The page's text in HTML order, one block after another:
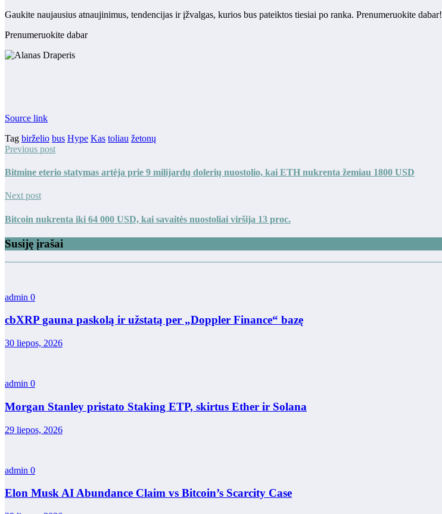
Gaukite naujausius atnaujinimus, tendencijas ir įžvalgas, kurios bus pateiktos tiesiai po ranka. Prenumeruokite dabar!
Prenumeruokite dabar
Source link
Tag birželio bus Hype Kas toliau žetonų
Previous post
Bitmine eterio statymas artėja prie 9 milijardų dolerių nuostolio, kai ETH nukrenta žemiau 1800 USD
Next post
Bitcoin nukrenta iki 64 000 USD, kai savaitės nuostoliai viršija 13 proc.
Susiję įrašai
admin 0
cbXRP gauna paskolą ir užstatą per „Doppler Finance“ bazę
30 liepos, 2026
admin 0
Morgan Stanley pristato Staking ETP, skirtus Ether ir Solana
29 liepos, 2026
admin 0
Elon Musk AI Abundance Claim vs Bitcoin’s Scarcity Case